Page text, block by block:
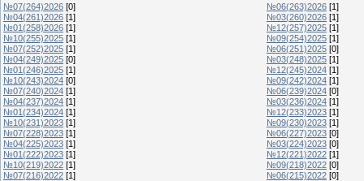
№07(264)2026 [0] №06(263)2026 [1]
№04(261)2026 [1] №03(260)2026 [1]
№01(258)2026 [1] №12(257)2025 [1]
№10(255)2025 [1] №09(254)2025 [1]
№07(252)2025 [1] №06(251)2025 [0]
№04(249)2025 [0] №03(248)2025 [1]
№01(246)2025 [1] №12(245)2024 [1]
№10(243)2024 [0] №09(242)2024 [1]
№07(240)2024 [1] №06(239)2024 [0]
№04(237)2024 [1] №03(236)2024 [1]
№01(234)2024 [1] №12(233)2023 [1]
№10(231)2023 [1] №09(230)2023 [1]
№07(228)2023 [1] №06(227)2023 [0]
№04(225)2023 [1] №03(224)2023 [0]
№01(222)2023 [1] №12(221)2022 [1]
№10(219)2022 [1] №09(218)2022 [0]
№07(216)2022 [1] №06(215)2022 [0]